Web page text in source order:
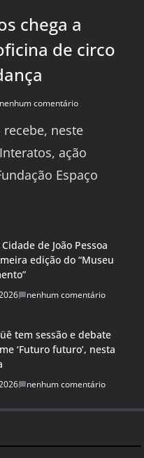
chega a
de circo
nenhum comentário
neste
ação
Espaço
de João Pessoa
edição do “Museu
nenhum comentário
tem sessão e debate
‘Futuro futuro’, nesta
nenhum comentário